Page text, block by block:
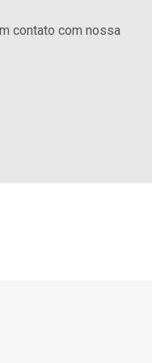
contato com nossa